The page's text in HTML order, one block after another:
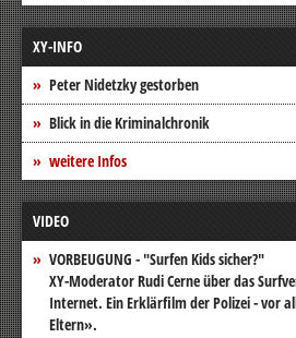
XY-INFO
Peter Nidetzky gestorben
Blick in die Kriminalchronik
weitere Infos
VIDEO
VORBEUGUNG - "Surfen Kids sicher?"
XY-Moderator Rudi Cerne über das
Internet. Ein Erklärfilm der Polizei - vor
Eltern».